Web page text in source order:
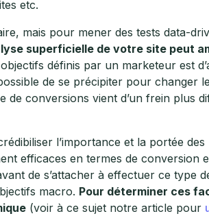
etc.
mais pour mener des tests data-
superficielle de votre site peut
définis par un marketeur est
de se précipiter pour changer
de conversions vient d’un frein plus
l’importance et la portée
efficaces en termes de conversion
de s’attacher à effectuer ce type
macro. Pour déterminer ces
(voir à ce sujet notre article pour